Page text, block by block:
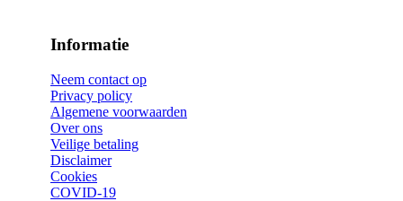
Informatie
Neem contact op
Privacy policy
Algemene voorwaarden
Over ons
Veilige betaling
Disclaimer
Cookies
COVID-19